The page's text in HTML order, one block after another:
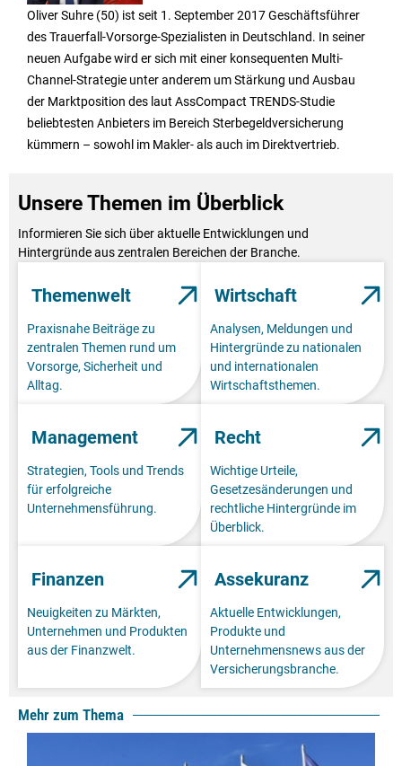
Oliver Suhre (50) ist seit 1. September 2017 Geschäftsführer
des Trauerfall-Vorsorge-Spezialisten in Deutschland. In seiner
neuen Aufgabe wird er sich mit einer konsequenten Multi-
Channel-Strategie unter anderem um Stärkung und Ausbau
der Marktposition des laut AssCompact TRENDS-Studie
beliebtesten Anbieters im Bereich Sterbegeldversicherung
kümmern – sowohl im Makler- als auch im Direktvertrieb.
Unsere Themen im Überblick
Informieren Sie sich über aktuelle Entwicklungen und
Hintergründe aus zentralen Bereichen der Branche.
Themenwelt
Praxisnahe Beiträge zu
zentralen Themen rund um
Vorsorge, Sicherheit und
Alltag.
Wirtschaft
Analysen, Meldungen und
Hintergründe zu nationalen
und internationalen
Wirtschaftsthemen.
Management
Strategien, Tools und Trends
für erfolgreiche
Unternehmensführung.
Recht
Wichtige Urteile,
Gesetzesänderungen und
rechtliche Hintergründe im
Überblick.
Finanzen
Neuigkeiten zu Märkten,
Unternehmen und Produkten
aus der Finanzwelt.
Assekuranz
Aktuelle Entwicklungen,
Produkte und
Unternehmensnews aus der
Versicherungsbranche.
Mehr zum Thema